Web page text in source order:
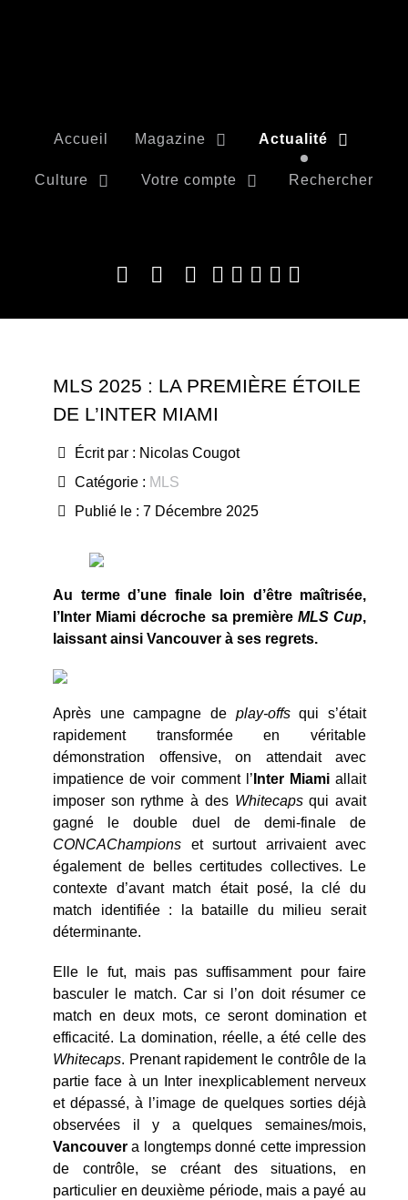
Accueil Magazine Actualité
Culture Votre compte Rechercher
MLS 2025 : LA PREMIÈRE ÉTOILE
DE L’INTER MIAMI
Écrit par : Nicolas Cougot
Catégorie : MLS
Publié le : 7 Décembre 2025
Au terme d’une finale loin d’être maîtrisée,
l’Inter Miami décroche sa première MLS Cup,
laissant ainsi Vancouver à ses regrets.
Après une campagne de play-offsqui s’était
rapidement transformée en véritable
démonstration offensive, on attendait avec
impatience de voir comment l’ Inter Miamiallait
imposer son rythme à des Whitecapsqui avait
gagné le double duel de demi-finale de
CONCAChampions et surtout arrivaient avec
également de belles certitudes collectives. Le
contexte d’avant match était posé, la clé du
match identifiée : la bataille du milieu serait
déterminante.
Elle le fut, mais pas suffisamment pour faire
basculer le match. Car si l’on doit résumer ce
match en deux mots, ce seront domination et
efficacité. La domination, réelle, a été celle des
Whitecaps. Prenant rapidement le contrôle de la
partie face à un Inter inexplicablement nerveux
et dépassé, à l’image de quelques sorties déjà
observées il y a quelques semaines/mois,
Vancouver a longtemps donné cette impression
de contrôle, se créant des situations, en
particulier en deuxième période, mais a payé au